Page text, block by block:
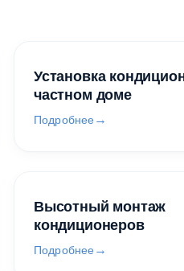
Установка
частном доме
Подробнее
Высотный монтаж
кондиционеров
Подробнее